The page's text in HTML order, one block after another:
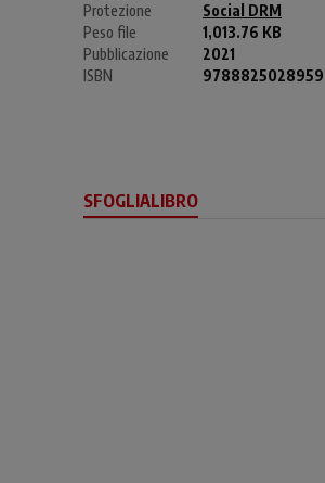
Protezione
Social DRM
Peso file
1,013.76 KB
Pubblicazione
2021
ISBN
9788825028959
SFOGLIALIBRO